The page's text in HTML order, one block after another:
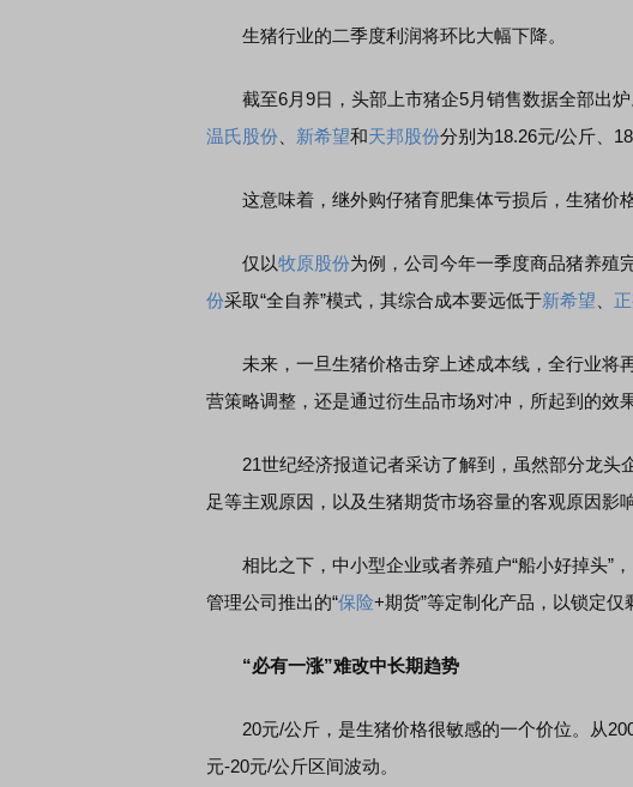
生猪行业的二季度利润将环比大幅下降。
截至6月9日，头部上市猪企5月销售数据全部出炉
温氏股份
新希望和天邦股份分别为18.26元/公斤、
这意味着，继外购仔猪育肥集体亏损后，生猪价格
仅以牧原股份为例，公司今年一季度商品猪养殖
份采取“全自养”模式，其综合成本要远低于新希望
未来，一旦生猪价格击穿上述成本线，全行业将
营策略调整，还是通过衍生品市场对冲，所起到的效
21世纪经济报道记者采访了解到，虽然部分龙头
足等主观原因，以及生猪期货市场容量的客观原因影
相比之下，中小型企业或者养殖户“船小好掉头”
管理公司推出的“保险+期货”等定制化产品，以锁定仅
“必有一涨”难改中长期趋势
20元/公斤，是生猪价格很敏感的一个价位。从
元-20元/公斤区间波动。